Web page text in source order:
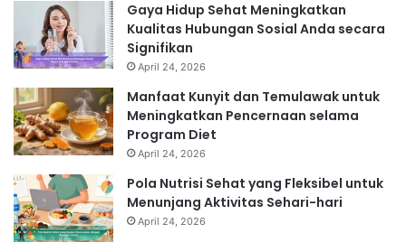
Gaya Hidup Sehat Meningkatkan
Kualitas Hubungan Sosial Anda secara
Signifikan
April 24, 2026
Manfaat Kunyit dan Temulawak untuk
Meningkatkan Pencernaan selama
Program Diet
April 24, 2026
Pola Nutrisi Sehat yang Fleksibel untuk
Menunjang Aktivitas Sehari-hari
April 24, 2026